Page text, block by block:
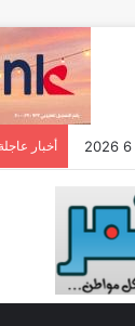
أخبار عاجلة